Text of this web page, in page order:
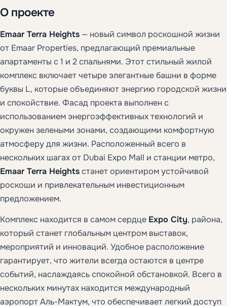
О проекте
Emaar Terra Heights — новый символ роскошной жизни
от Emaar Properties, предлагающий премиальные
апартаменты с 1 и 2 спальнями. Этот стильный жилой
комплекс включает четыре элегантные башни в форме
буквы L, которые объединяют энергию городской жизни
и спокойствие. Фасад проекта выполнен с
использованием энергоэффективных технологий и
окружен зелеными зонами, создающими комфортную
атмосферу для жизни. Расположенный всего в
нескольких шагах от Dubai Expo Mall и станции метро,
Emaar Terra Heightsстанет ориентиром устойчивой
роскоши и привлекательным инвестиционным
предложением.
Комплекс находится в самом сердце Expo City, района,
который станет глобальным центром выставок,
мероприятий и инноваций. Удобное расположение
гарантирует, что жители всегда остаются в центре
событий, наслаждаясь спокойной обстановкой. Всего в
нескольких минутах находится международный
аэропорт Аль-Мактум, что обеспечивает легкий доступ